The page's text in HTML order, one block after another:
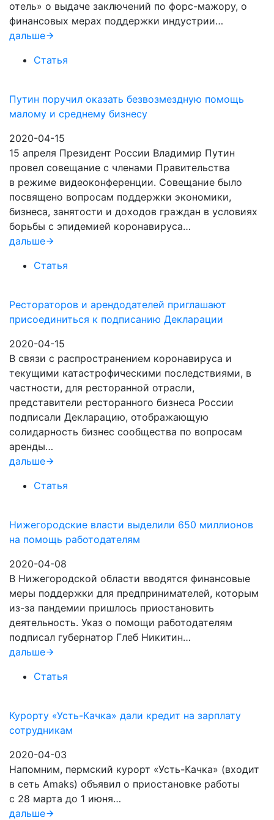
отель» о выдаче заключений по форс-мажору, о
финансовых мерах поддержки индустрии…
дальше
Статья
Путин поручил оказать безвозмездную помощь
малому и среднему бизнесу
2020-04-15
15 апреля Президент России Владимир Путин
провел совещание с членами Правительства
в режиме видеоконференции. Совещание было
посвящено вопросам поддержки экономики,
бизнеса, занятости и доходов граждан в условиях
борьбы с эпидемией коронавируса…
дальше
Статья
Рестораторов и арендодателей приглашают
присоединиться к подписанию Декларации
2020-04-15
В связи с распространением коронавируса и
текущими катастрофическими последствиями, в
частности, для ресторанной отрасли,
представители ресторанного бизнеса России
подписали Декларацию, отображающую
солидарность бизнес сообщества по вопросам
аренды…
дальше
Статья
Нижегородские власти выделили 650 миллионов
на помощь работодателям
2020-04-08
В Нижегородской области вводятся финансовые
меры поддержки для предпринимателей, которым
из-за пандемии пришлось приостановить
деятельность. Указ о помощи работодателям
подписал губернатор Глеб Никитин…
дальше
Статья
Курорту «Усть-Качка» дали кредит на зарплату
сотрудникам
2020-04-03
Напомним, пермский курорт «Усть-Качка» (входит
в сеть Amaks) объявил о приостановке работы
с 28 марта до 1 июня…
дальше